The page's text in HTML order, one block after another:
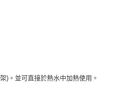
)。並可直接於熱水中加熱使用。